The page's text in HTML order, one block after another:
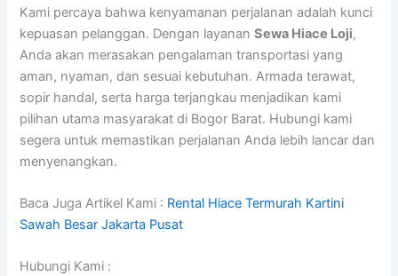
Kami percaya bahwa kenyamanan perjalanan adalah kunci
kepuasan pelanggan. Dengan layananSewa Hiace Loji,
Anda akan merasakan pengalaman transportasi yang
aman, nyaman, dan sesuai kebutuhan. Armada terawat,
sopir handal, serta harga terjangkau menjadikan kami
pilihan utama masyarakat di Bogor Barat. Hubungi kami
segera untuk memastikan perjalanan Anda lebih lancar dan
menyenangkan.
Baca Juga Artikel Kami : Rental Hiace Termurah Kartini
Sawah Besar Jakarta Pusat
Hubungi Kami :